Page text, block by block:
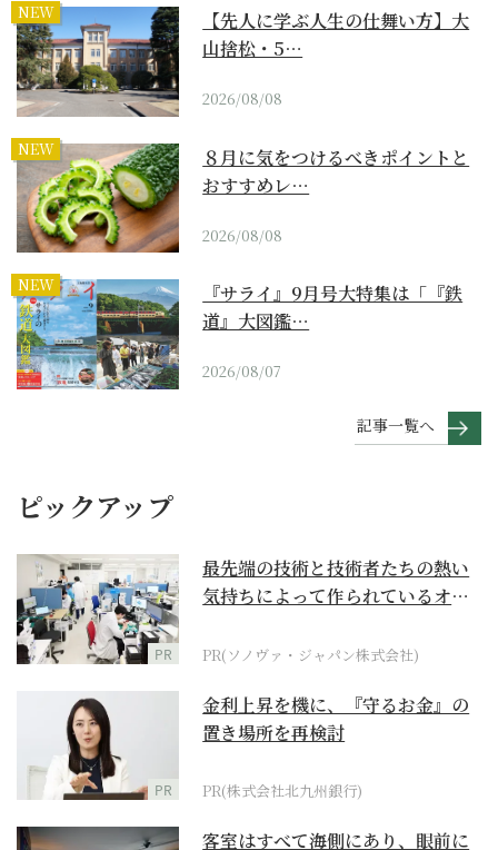
NEW
【先人に学ぶ人生の仕舞い方】大
山捨松・5…
2026/08/08
NEW
８月に気をつけるべきポイントと
おすすめレ…
2026/08/08
NEW
『サライ』9月号大特集は「『鉄
道』大図鑑…
2026/08/07
記事一覧へ
ピックアップ
PR
最先端の技術と技術者たちの熱い
気持ちによって作られているオー
PR(ソノヴァ・ジャパン株式会社)
PR
金利上昇を機に、『守るお金』の
置き場所を再検討
PR(株式会社北九州銀行)
客室はすべて海側にあり、眼前に